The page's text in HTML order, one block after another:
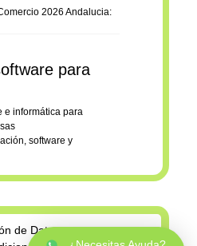
2026 Andalucia:
para
software y
de Datos